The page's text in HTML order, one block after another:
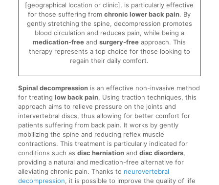
[geographical location or clinic], is particularly effective
for those suffering fromchronic lower back pain. By
gently stretching the spine, decompression promotes
blood circulation and reduces pain, while being a
medication-free andsurgery-free approach. This
therapy represents a top choice for those looking to
regain their daily comfort.
Spinal decompressionis an effective non-invasive method
for treating low back pain. Using traction techniques, this
approach aims to relieve pressure on the joints and
intervertebral discs, thus allowing for better comfort for
patients suffering from back pain. It works by gently
mobilizing the spine and reducing reflex muscle
contractions. This treatment is particularly indicated for
conditions such as disc herniationand disc disorders,
providing a natural and medication-free alternative for
alleviating chronic pain. Thanks to neurovertebral
decompression, it is possible to improve the quality of life